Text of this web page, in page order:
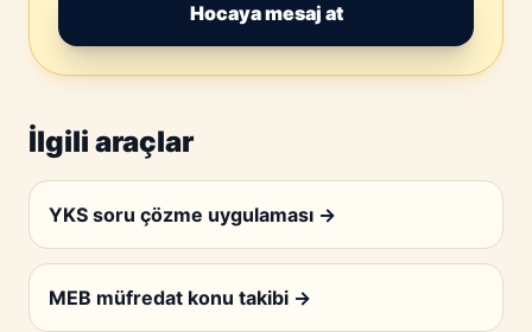
Hocaya mesaj at
İlgili araçlar
YKS soru çözme uygulaması →
MEB müfredat konu takibi →